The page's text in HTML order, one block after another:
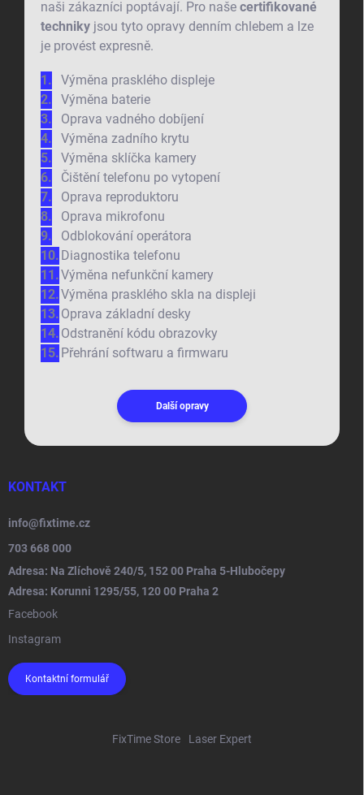
naši zákazníci poptávají. Pro naše certifikované
techniky jsou tyto opravy denním chlebem a lze
je provést expresně.
Výměna prasklého displeje
Výměna baterie
Oprava vadného dobíjení
Výměna zadního krytu
Výměna sklíčka kamery
Čištění telefonu po vytopení
Oprava reproduktoru
Oprava mikrofonu
Odblokování operátora
Diagnostika telefonu
Výměna nefunkční kamery
Výměna prasklého skla na displeji
Oprava základní desky
Odstranění kódu obrazovky
Přehrání softwaru a firmwaru
Další opravy
KONTAKT
info@fixtime.cz
703 668 000
Adresa: Na Zlíchově 240/5, 152 00 Praha 5-Hlubočepy
Adresa: Korunni 1295/55, 120 00 Praha 2
Facebook
Instagram
Kontaktní formulář
FixTime Store Laser Expert